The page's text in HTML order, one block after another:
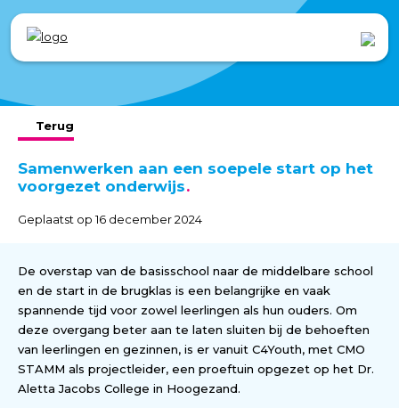
Terug
Samenwerken aan een soepele start op het
voorgezet onderwijs
Geplaatst op 16 december 2024
De overstap van de basisschool naar de middelbare school
en de start in de brugklas is een belangrijke en vaak
spannende tijd voor zowel leerlingen als hun ouders. Om
deze overgang beter aan te laten sluiten bij de behoeften
van leerlingen en gezinnen, is er vanuit C4Youth, met CMO
STAMM als projectleider, een proeftuin opgezet op het Dr.
Aletta Jacobs College in Hoogezand.